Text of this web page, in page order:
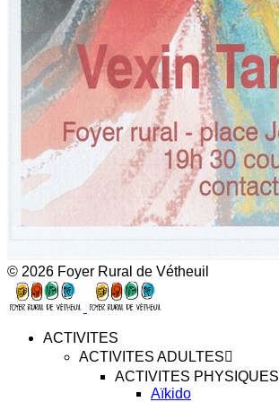
© 2026 Foyer Rural de Vétheuil
ACTIVITES
ACTIVITES ADULTES
ACTIVITES PHYSIQUES
Aïkido